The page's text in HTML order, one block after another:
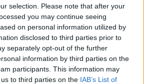
selection. Please note that after your
you may continue seeing
on personal information utilized by
disclosed to third parties prior to
separately opt-out of the further
information by third parties on the
participants. This information may
to third parties on the IAB’s List of
Samsung funkció teljesen
a mobilhasználatot –
tudnak róla
| Android Central
leghasznosabb funkció, amely
a mindennapi használatot,
továbbra is hiányzik.